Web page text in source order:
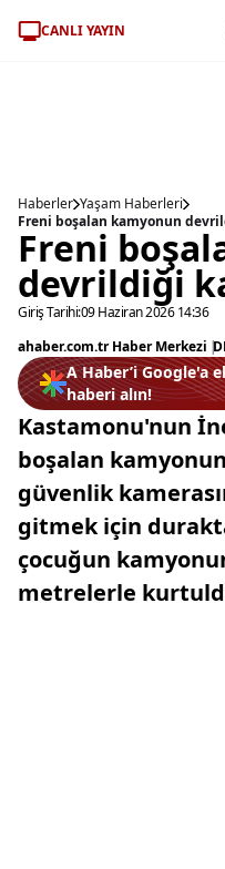
CANLI YAYIN
Haberler Yaşam Haberleri
Freni boşalan kamyonun
Freni
devrildiği
Giriş Tarihi:09 Haziran 2026 14:36
ahaber.com.tr Haber Merkezi |
A Haber’i Google'a
haberi alın!
Kastamonu'nun
boşalan
güvenlik
gitmek için
çocuğun
metrelerle